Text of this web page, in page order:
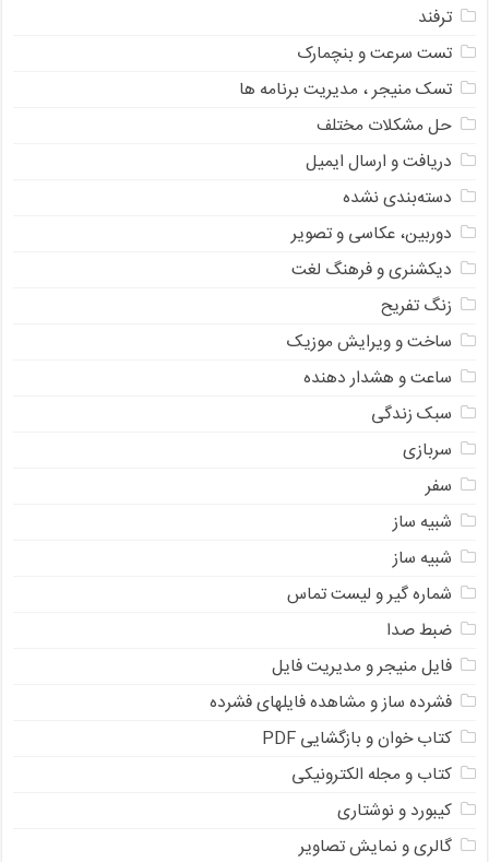
ترفند
تست سرعت و بنچمارک
تسک منیجر ، مدیریت برنامه ها
حل مشکلات مختلف
دریافت و ارسال ایمیل
دسته‌بندی نشده
دوربین، عکاسی و تصویر
دیکشنری و فرهنگ لغت
زنگ تفریح
ساخت و ویرایش موزیک
ساعت و هشدار دهنده
سبک زندگی
سربازی
سفر
شبیه ساز
شبیه ساز
شماره گیر و لیست تماس
ضبط صدا
فایل منیجر و مدیریت فایل
فشرده ساز و مشاهده فایلهای فشرده
کتاب خوان و بازگشایی PDF
کتاب و مجله الکترونیکی
کیبورد و نوشتاری
گالری و نمایش تصاویر